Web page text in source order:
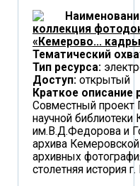
коллекция
«Кемерово...
Тематический
Тип ресурса:
Доступ: открытый
Краткое описание
Совместный проект
научной библиотеки
им.В.Д.Федорова и
архива
архивных
столетняя история